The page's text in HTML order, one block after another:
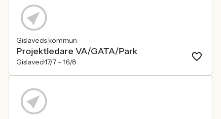
Gislaveds kommun
Projektledare VA/GATA/Park
Gislaved17/7 – 16/8